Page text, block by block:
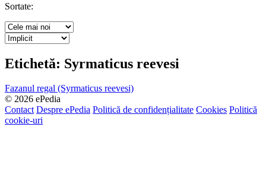
Sortate:
Etichetă: Syrmaticus reevesi
Fazanul regal (Syrmaticus reevesi)
© 2026 ePedia
Contact Despre ePedia Politică de confidențialitate Cookies Politică
cookie-uri